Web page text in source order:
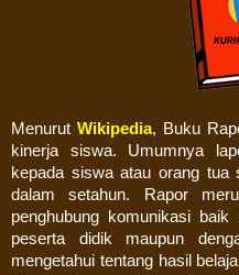
MenurutWikipedia, Buku
kinerja siswa. Umumnya
kepada siswa atau orang
dalam setahun. Rapor
penghubung komunikasi
peserta didik maupun
mengetahui tentang hasil